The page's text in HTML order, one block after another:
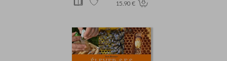
15.90 €